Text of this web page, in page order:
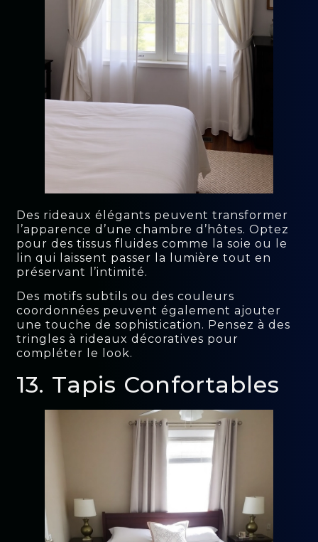
Des rideaux élégants peuvent transformer
l’apparence d’une chambre d’hôtes. Optez
pour des tissus fluides comme la soie ou le
lin qui laissent passer la lumière tout en
préservant l’intimité.
Des motifs subtils ou des couleurs
coordonnées peuvent également ajouter
une touche de sophistication. Pensez à des
tringles à rideaux décoratives pour
compléter le look.
13. Tapis Confortables